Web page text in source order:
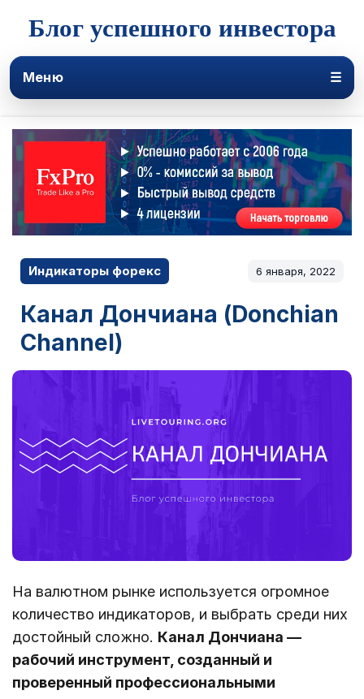
Блог успешного инвестора
Меню ☰
Индикаторы форекс 6 января, 2022
Канал Дончиана (Donchian
Channel)
На валютном рынке используется огромное
количество индикаторов, и выбрать среди них
достойный сложно. Канал Дончиана ―
рабочий инструмент, созданный и
проверенный профессиональными